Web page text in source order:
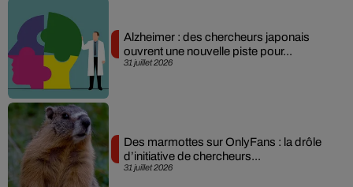
31 juillet 2026
Alzheimer : des chercheurs japonais
ouvrent une nouvelle piste pour...
31 juillet 2026
Des marmottes sur OnlyFans : la drôle
d’initiative de chercheurs...